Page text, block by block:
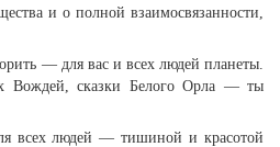
и о полной взаимосвязанности,
— для вас и всех людей планеты.
Вождей, сказки Белого Орла — ты
всех людей — тишиной и красотой